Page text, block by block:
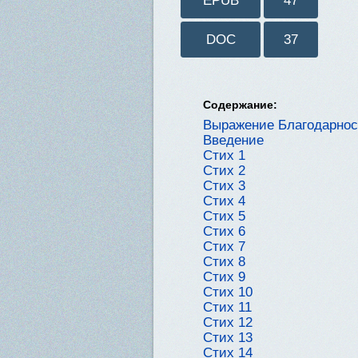
DOC 37
Содержание:
Выражение
Введение
Стих 1
Стих 2
Стих 3
Стих 4
Стих 5
Стих 6
Стих 7
Стих 8
Стих 9
Стих 10
Стих 11
Стих 12
Стих 13
Стих 14